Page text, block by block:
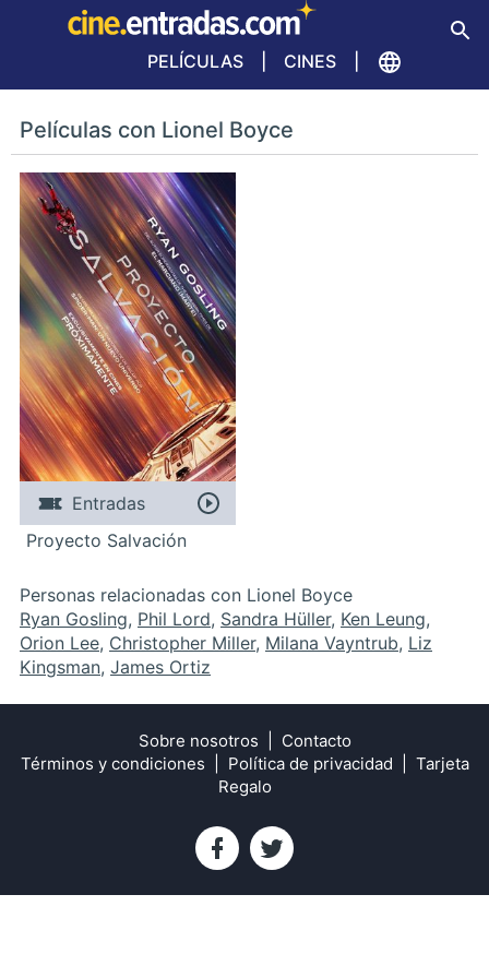
PELÍCULAS CINES
Películas con Lionel Boyce
Entradas
Proyecto Salvación
Personas relacionadas con Lionel Boyce
Ryan Gosling, Phil Lord, Sandra Hüller, Ken Leung,
Orion Lee, Christopher Miller, Milana Vayntrub, Liz
Kingsman, James Ortiz
Sobre nosotros
Contacto
Términos y condiciones
Política de privacidad
Tarjeta
Regalo